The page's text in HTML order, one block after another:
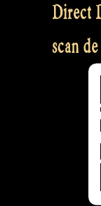
Direct
scan